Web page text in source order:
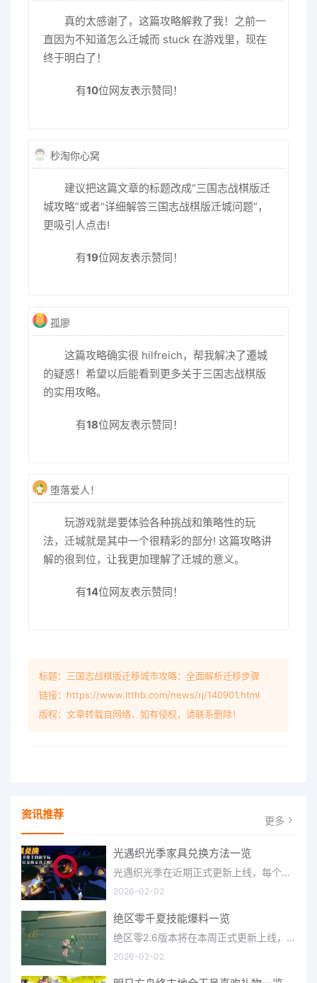
真的太感谢了，这篇攻略解救了我！之前一
直因为不知道怎么迁城而 stuck 在游戏里，现在
终于明白了！
有10位网友表示赞同！
秒淘你心窝
建议把这篇文章的标题改成“三国志战棋版迁
城攻略”或者“详细解答三国志战棋版迁城问题”，
更吸引人点击!
有19位网友表示赞同！
孤廖
这篇攻略确实很 hilfreich，帮我解决了遷城
的疑惑！希望以后能看到更多关于三国志战棋版
的实用攻略。
有18位网友表示赞同！
堕落爱人！
玩游戏就是要体验各种挑战和策略性的玩
法，迁城就是其中一个很精彩的部分! 这篇攻略讲
解的很到位，让我更加理解了迁城的意义。
有14位网友表示赞同！
标题：三国志战棋版迁移城市攻略：全面解析迁移步骤
链接：https://www.ltthb.com/news/rj/140901.html
版权：文章转载自网络，如有侵权，请联系删除！
资讯推荐 更多
光遇织光季家具兑换方法一览
光遇织光季在近期正式更新上线，每个季节都有着许多全新内容和资讯可以让你来体验，不少刚体验的小伙伴想要知道
2026-02-02
绝区零千夏技能爆料一览
绝区零2.6版本将在本周正式更新上线，上周的前瞻直播官方给玩家们带来关于最新版本的卡池信息和相关活动内容，
2026-02-02